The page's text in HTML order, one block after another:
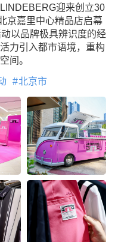
迎来创立30
京嘉里中心精品店启幕
以品牌极具辨识度的经
力引入都市语境，重构
间。
北京市